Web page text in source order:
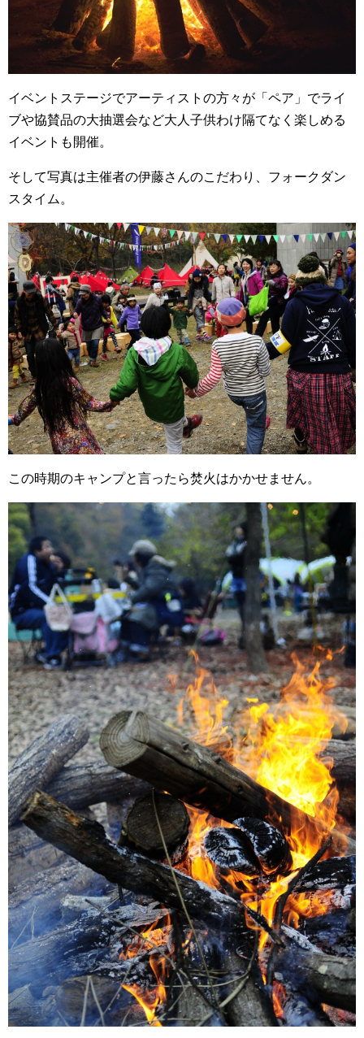
イベントステージでアーティストの方々が「ペア」でライ
ブや協賛品の大抽選会など大人子供わけ隔てなく楽しめる
イベントも開催。
そして写真は主催者の伊藤さんのこだわり、フォークダン
スタイム。
この時期のキャンプと言ったら焚火はかかせません。